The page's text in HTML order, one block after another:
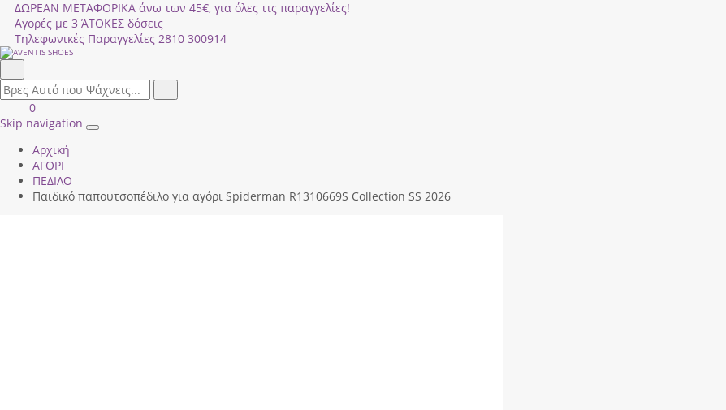
ΔΩΡΕΑΝ ΜΕΤΑΦΟΡΙΚΑ άνω των 45€, για όλες τις παραγγελίες!
Αγορές με 3 ΆΤΟΚΕΣ δόσεις
Τηλεφωνικές Παραγγελίες 2810 300914
field.search
Είσοδος
|
ΚΑΛΑΘΙ
ΑΓΟΡΩΝ
0
Skip navigation
Toggle
Αρχική
ΑΓΟΡΙ
ΠΕΔΙΛΟ
Παιδικό παπουτσοπέδιλο για αγόρι Spiderman R1310669S Collection SS 2026